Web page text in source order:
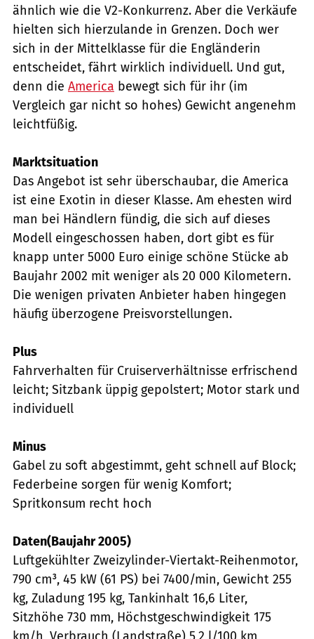
ähnlich wie die V2-Konkurrenz. Aber die Verkäufe
hielten sich hierzulande in Grenzen. Doch wer
sich in der Mittelklasse für die Engländerin
entscheidet, fährt wirklich individuell. Und gut,
denn die America bewegt sich für ihr (im
Vergleich gar nicht so hohes) Gewicht angenehm
leichtfüßig.
Marktsituation
Das Angebot ist sehr überschaubar, die America
ist eine Exotin in dieser Klasse. Am ehesten wird
man bei Händlern fündig, die sich auf dieses
Modell eingeschossen haben, dort gibt es für
knapp unter 5000 Euro einige schöne Stücke ab
Baujahr 2002 mit weniger als 20 000 Kilometern.
Die wenigen privaten Anbieter haben hingegen
häufig überzogene Preisvorstellungen.
Plus
Fahrverhalten für Cruiserverhältnisse erfrischend
leicht; Sitzbank üppig gepolstert; Motor stark und
individuell
Minus
Gabel zu soft abgestimmt, geht schnell auf Block;
Federbeine sorgen für wenig Komfort;
Spritkonsum recht hoch
Daten(Baujahr 2005)
Luftgekühlter Zweizylinder-Viertakt-Reihenmotor,
790 cm³, 45 kW (61 PS) bei 7400/min, Gewicht 255
kg, Zuladung 195 kg, Tankinhalt 16,6 Liter,
Sitzhöhe 730 mm, Höchstgeschwindigkeit 175